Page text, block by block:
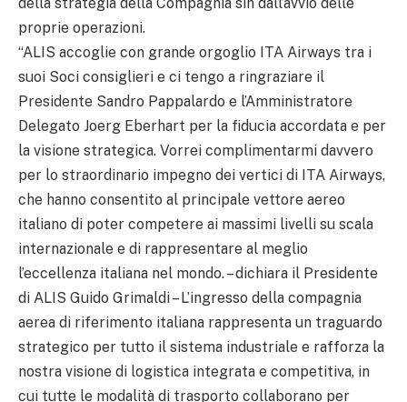
proprie operazioni.
“ALIS accoglie con grande orgoglio ITA Airways tra i
suoi Soci consiglieri e ci tengo a ringraziare il
Presidente Sandro Pappalardo e l’Amministratore
Delegato Joerg Eberhart per la fiducia accordata e per
la visione strategica. Vorrei complimentarmi davvero
per lo straordinario impegno dei vertici di ITA Airways,
che hanno consentito al principale vettore aereo
italiano di poter competere ai massimi livelli su scala
internazionale e di rappresentare al meglio
l’eccellenza italiana nel mondo. – dichiara il Presidente
di ALIS Guido Grimaldi – L’ingresso della compagnia
aerea di riferimento italiana rappresenta un traguardo
strategico per tutto il sistema industriale e rafforza la
nostra visione di logistica integrata e competitiva, in
cui tutte le modalità di trasporto collaborano per